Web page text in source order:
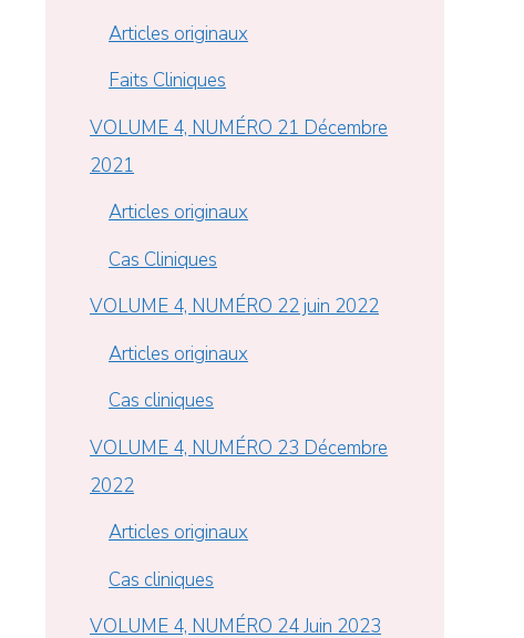
Articles originaux
Faits Cliniques
VOLUME 4, NUMÉRO 21 Décembre
2021
Articles originaux
Cas Cliniques
VOLUME 4, NUMÉRO 22 juin 2022
Articles originaux
Cas cliniques
VOLUME 4, NUMÉRO 23 Décembre
2022
Articles originaux
Cas cliniques
VOLUME 4, NUMÉRO 24 Juin 2023